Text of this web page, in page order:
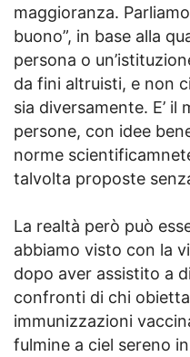
maggioranza.
buono”, in base alla
persona o
da fini altruisti, e non
sia diversamente. E’
persone, con idee
norme
talvolta proposte
La realtà però può
abbiamo visto con la
dopo aver assistito a
confronti di chi
immunizzazioni
fulmine a ciel sereno